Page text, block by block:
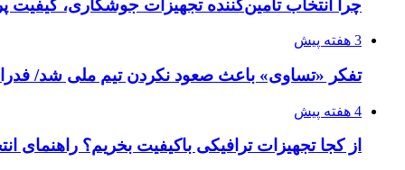
چرا انتخاب تامین‌کننده تجهیزات جوشکاری، کیفیت
3 هفته پیش
تفکر «تساوی» باعث صعود نکردن تیم ملی شد/
4 هفته پیش
از کجا تجهیزات ترافیکی باکیفیت بخریم؟ راهنمای